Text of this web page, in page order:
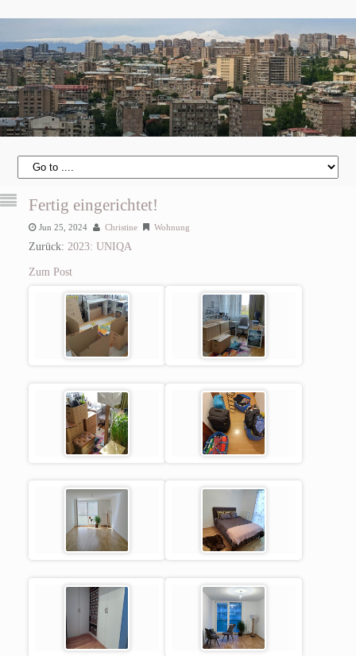
Fertig eingerichtet!
Jun 25, 2024 Christine Wohnung
Zurück: 2023: UNIQA
Zum Post